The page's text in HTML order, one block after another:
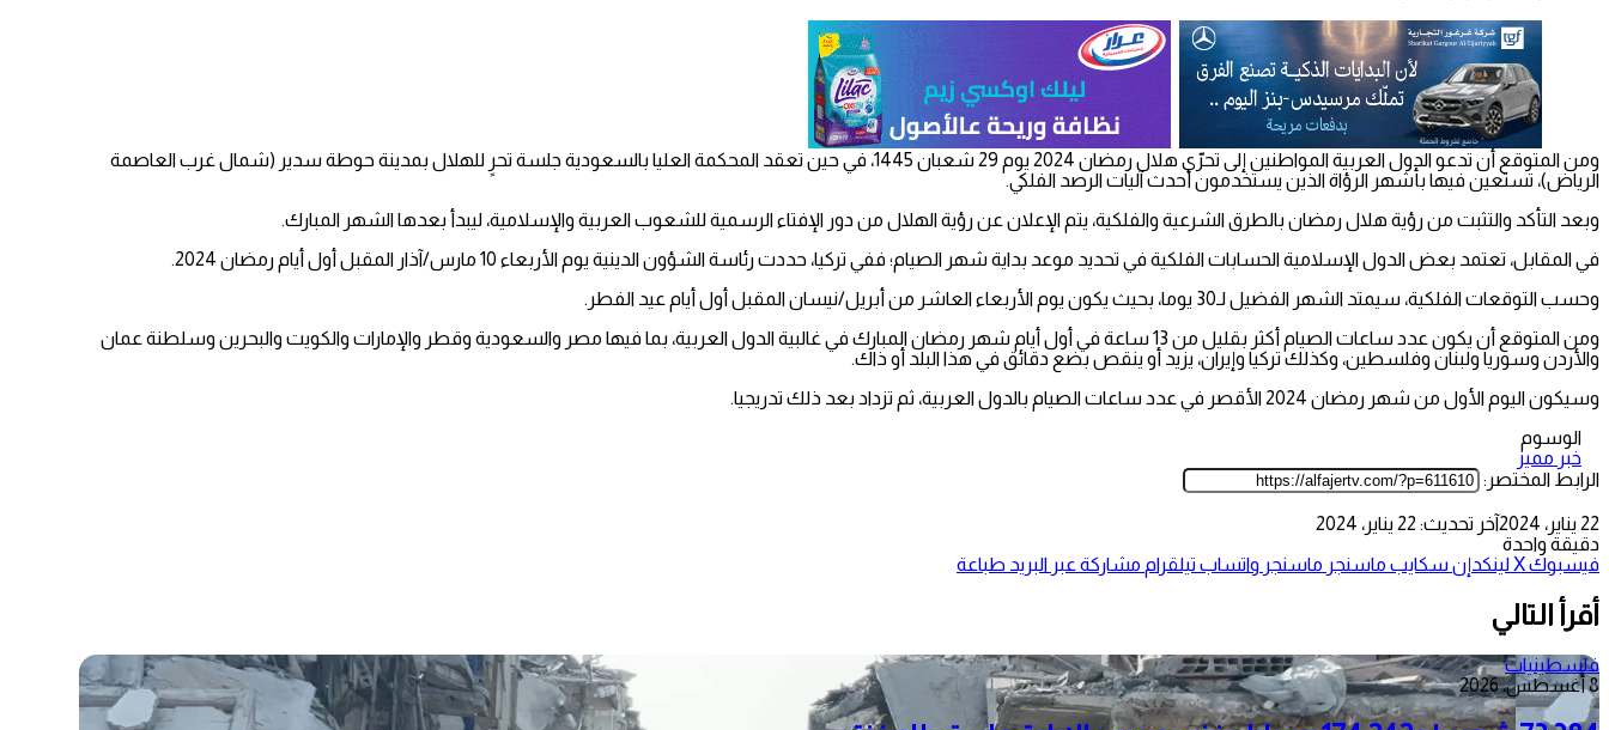
ومن المتوقع أن تدعو الدول العربية المواطنين إلى تحرّي هلال رمضان 2024 يوم 29 شعبان 1445، في حين تعقد المحكمة العليا بالسعودية جلسة تحرٍ للهلال بمدينة حوطة سدير (شمال غرب العاصمة
الرياض)، تستعين فيها بأشهر الرؤاة الذين يستخدمون أحدث آليات الرصد الفلكي.
وبعد التأكد والتثبت من رؤية هلال رمضان بالطرق الشرعية والفلكية، يتم الإعلان عن رؤية الهلال من دور الإفتاء الرسمية للشعوب العربية والإسلامية، ليبدأ بعدها الشهر المبارك.
في المقابل، تعتمد بعض الدول الإسلامية الحسابات الفلكية في تحديد موعد بداية شهر الصيام؛ ففي تركيا، حددت رئاسة الشؤون الدينية يوم الأربعاء 10 مارس/آذار المقبل أول أيام رمضان 2024.
وحسب التوقعات الفلكية، سيمتد الشهر الفضيل لـ30 يوما، بحيث يكون يوم الأربعاء العاشر من أبريل/نيسان المقبل أول أيام عيد الفطر.
ومن المتوقع أن يكون عدد ساعات الصيام أكثر بقليل من 13 ساعة في أول أيام شهر رمضان المبارك في غالبية الدول العربية، بما فيها مصر والسعودية وقطر والإمارات والكويت والبحرين وسلطنة عمان
والأردن وسوريا ولبنان وفلسطين، وكذلك تركيا وإيران، يزيد أو ينقص بضع دقائق في هذا البلد أو ذاك.
وسيكون اليوم الأول من شهر رمضان 2024 الأقصر في عدد ساعات الصيام بالدول العربية، ثم تزداد بعد ذلك تدريجيا.
الوسوم
خبر مميز
الرابط المختصر:
22 يناير، 2024
آخر تحديث: 22 يناير، 2024
دقيقة واحدة
فيسبوك‫Xلينكدإن سكايب ماسنجر ماسنجر واتساب تيلقرام مشاركة عبر البريد طباعة
أقرأ التالي
فلسطينيات
8 أغسطس، 2026